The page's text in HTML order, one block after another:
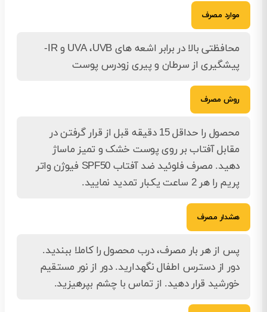
موارد مصرف
محافظتی بالا در برابر اشعه های UVA ،UVB و IR-
پیشگیری از سرطان و پیری زودرس پوست
روش مصرف
محصول را حداقل 15 دقیقه قبل از قرار گرفتن در
مقابل آفتاب بر روی پوست خشک و تمیز ماساژ
دهید. مصرف فلوئید ضد آفتاب SPF50 فیوژن واتر
پریم را هر 2 ساعت یکبار تمدید نمایید.
هشدار مصرف
پس از هر بار مصرف، درب محصول را کاملا ببندید.
دور از دسترس اطفال نگهدارید. دور از نور مستقیم
خورشید قرار دهید. از تماس با چشم بپرهیزید.